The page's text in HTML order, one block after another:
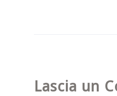
Lascia un